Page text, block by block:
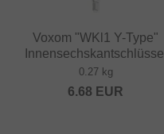
Voxom "WKl1 Y-Type"
Innensechskantschlüssel
0.27 kg
6.68 EUR